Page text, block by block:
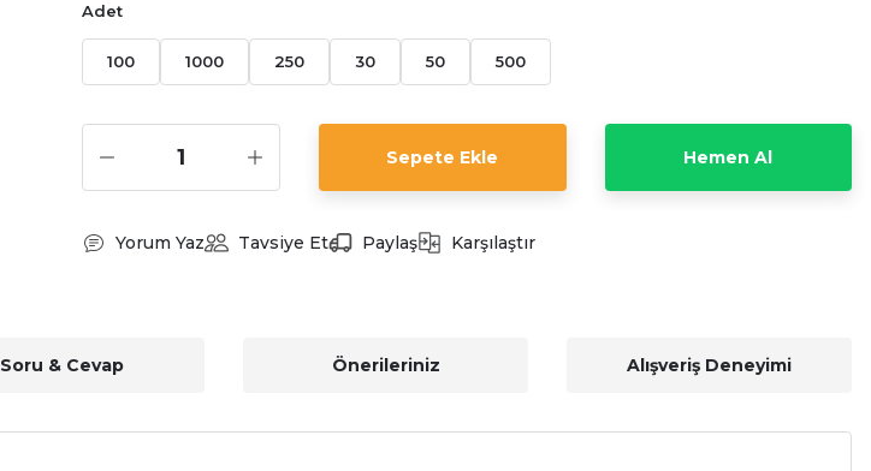
Adet
100 1000 250 30 50 500
Sepete Ekle Hemen Al
Yorum Yaz Tavsiye Et Paylaş Karşılaştır
Soru & Cevap Önerileriniz Alışveriş Deneyimi